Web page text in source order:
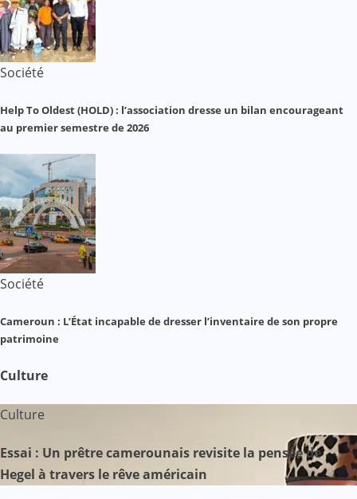
Société
Help To Oldest (HOLD) : l’association dresse un bilan encourageant
au premier semestre de 2026
Société
Cameroun : L’État incapable de dresser l’inventaire de son propre
patrimoine
Culture
Culture
Essai : Un prêtre camerounais revisite la pensée de
Hegel à travers le rêve américain